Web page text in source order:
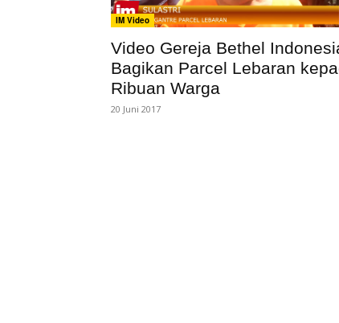
IM Video
Video Gereja Bethel
Bagikan Parcel Lebaran
Ribuan Warga
20 Juni 2017